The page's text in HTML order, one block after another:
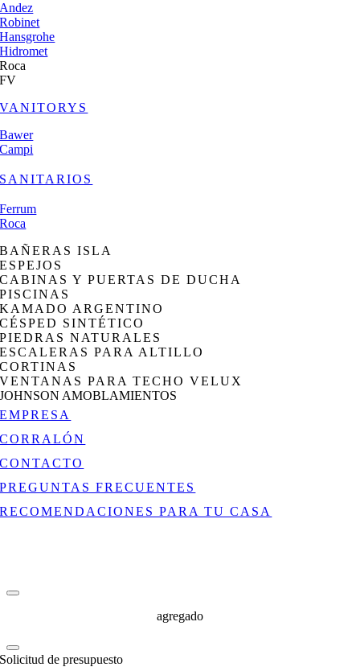
Andez
Robinet
Hansgrohe
Hidromet
Roca
FV
VANITORYS
Bawer
Campi
SANITARIOS
Ferrum
Roca
BAÑERAS ISLA
ESPEJOS
CABINAS Y PUERTAS DE DUCHA
PISCINAS
KAMADO ARGENTINO
CÉSPED SINTÉTICO
PIEDRAS NATURALES
ESCALERAS PARA ALTILLO
CORTINAS
VENTANAS PARA TECHO VELUX
JOHNSON AMOBLAMIENTOS
EMPRESA
CORRALÓN
CONTACTO
PREGUNTAS FRECUENTES
RECOMENDACIONES PARA TU CASA
agregado
Solicitud de presupuesto